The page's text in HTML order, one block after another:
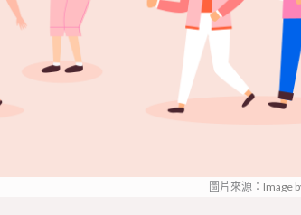
圖片來源： Image